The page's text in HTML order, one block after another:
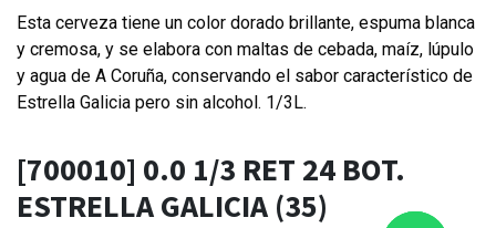
Esta cerveza tiene un color dorado brillante, espuma blanca
y cremosa, y se elabora con maltas de cebada, maíz, lúpulo
y agua de A Coruña, conservando el sabor característico de
Estrella Galicia pero sin alcohol. 1/3L.
[700010] 0.0 1/3 RET 24 BOT.
ESTRELLA GALICIA (35)